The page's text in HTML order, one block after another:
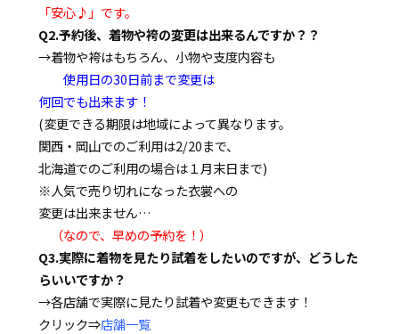
「安心♪」です。
Q2.予約後、着物や袴の変更は出来るんですか？？
→着物や袴はもちろん、小物や支度内容も
使用日の30日前まで変更は
何回でも出来ます！
(変更できる期限は地域によって異なります。
関西・岡山でのご利用は2/20まで、
北海道でのご利用の場合は１月末日まで)
※人気で売り切れになった衣裳への
変更は出来ません…
（なので、早めの予約を！）
Q3.実際に着物を見たり試着をしたいのですが、どうした
らいいですか？
→各店舗で実際に見たり試着や変更もできます！
クリック⇒店舗一覧